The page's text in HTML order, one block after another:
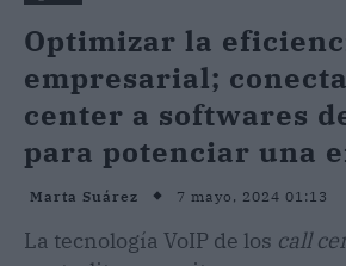
Optimizar la
empresarial;
center a softwares
para potenciar una
Marta Suárez 7 mayo, 2024 01:13
La tecnología VoIP de los call